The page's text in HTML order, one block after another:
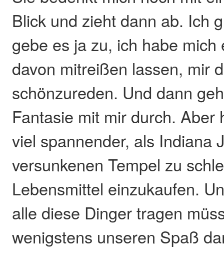
Blick und zieht dann ab. Ich
gebe es ja zu, ich habe mich
davon mitreißen lassen, mir
schönzureden. Und dann
Fantasie mit mir durch. Aber
viel spannender, als Indiana
versunkenen Tempel zu
Lebensmittel einzukaufen.
alle diese Dinger tragen
wenigstens unseren Spaß